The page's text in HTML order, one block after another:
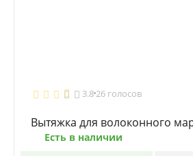
3.826 голосов
Вытяжка для волоконного
Есть в наличии